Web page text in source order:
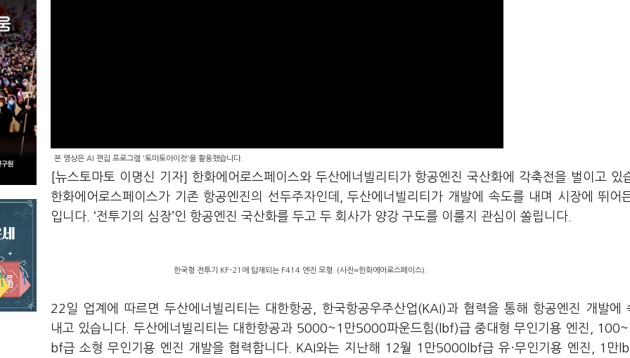
본 영상은 AI 편집 프로그램 '토마토아이컷'을 활용했습니다.
[뉴스토마토 이명신 기자] 한화에어로스페이스와 두산에너빌리티가 항공엔진 국산화에 각축전을 벌이고 있
한화에어로스페이스가 기존 항공엔진의 선두주자인데, 두산에너빌리티가 개발에 속도를 내며 시장에 뛰어
입니다. ‘전투기의 심장’인 항공엔진 국산화를 두고 두 회사가 양강 구도를 이룰지 관심이 쏠립니다.
한국형 전투기 KF-21에 탑재되는 F414 엔진 모형. (사진=한화에어로스페이스).
22일 업계에 따르면 두산에너빌리티는 대한항공, 한국항공우주산업(KAI)과 협력을 통해 항공엔진 개발에
내고 있습니다. 두산에너빌리티는 대한항공과 5000~1만5000파운드힘(lbf)급 중대형 무인기용 엔진,
bf급 소형 무인기용 엔진 개발을 협력합니다. KAI와는 지난해 12월 1만5000lbf급 유·무인기용 엔진, 1만